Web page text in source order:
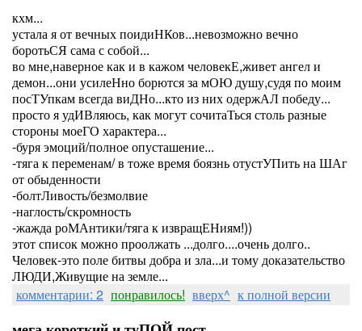
кхм...
устала я от вечных поидиНКов...невозможно вечно
боротьСЯ сама с собой...
во мне,наверное как и в кажом человекЕ,живет ангел и
демон...они усилеНно борются за мОЮ душу,судя по моим
посТУпкам всегда виДНо...кто из них одержАЛ победу...
просто я удИВляюсь, как могут сочитаТься столь разные
стороны моеГО характера...
-буря эмоций/полное опусташение...
-тяга к переменам/ в тоже время боязнь отустУПить на ШАг
от обыденности
-болтЛивость/безмолвие
-наглость/скромность
-жажда роМАнтики/тяга к извращЕНиям!))
этот список можно проолжать ...долго....очень долго..
Человек-это поле битвы добра и зла...и тому доказательство
ЛЮДИ,Живущие на земле...
комментарии: 2 понравилось! вверх^ к полной версии